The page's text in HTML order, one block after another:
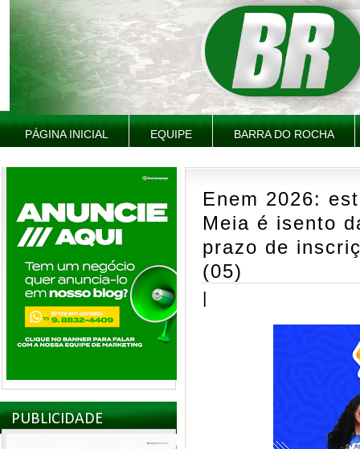
PÁGINA INICIAL EQUIPE BARRA DO ROCHA
PUBLICIDADE
Enem 2026:
Meia é isento
prazo de
(05)
|